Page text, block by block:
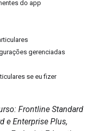
do app
gerenciadas
se eu fizer
Frontline Standard
e Enterprise Plus,